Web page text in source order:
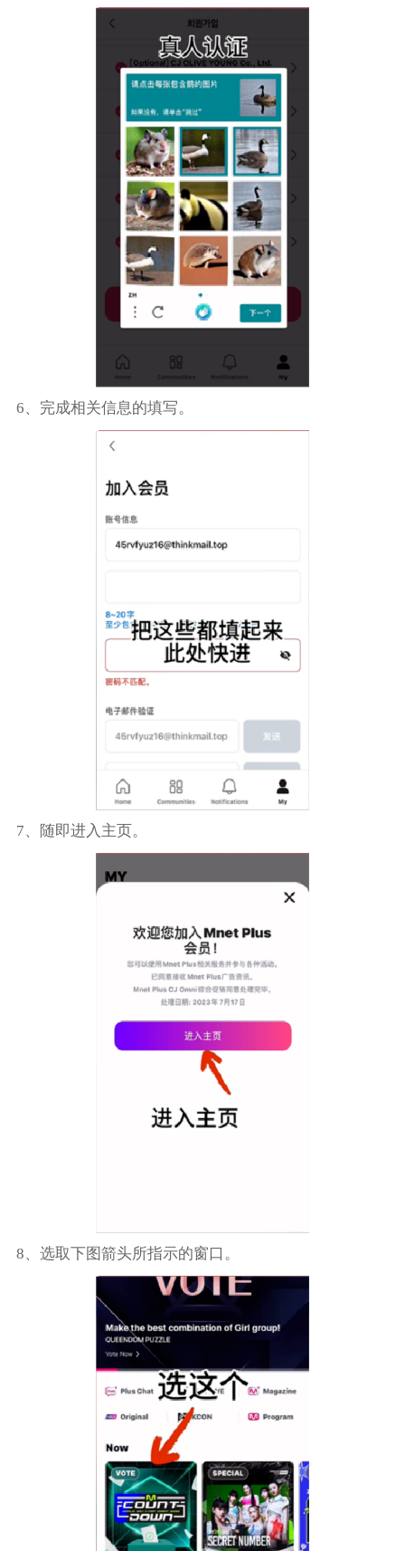
6、完成相关信息的填写。
7、随即进入主页。
8、选取下图箭头所指示的窗口。